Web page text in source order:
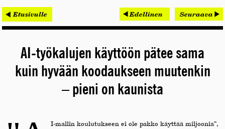
< Etusivulle Edellinen Seuraava
AI-työkalujen käyttöön pätee sama
kuin hyvään koodaukseen muutenkin
– pieni on kaunista
I-mallin koulutukseen ei ole pakko käyttää miljoonia”,